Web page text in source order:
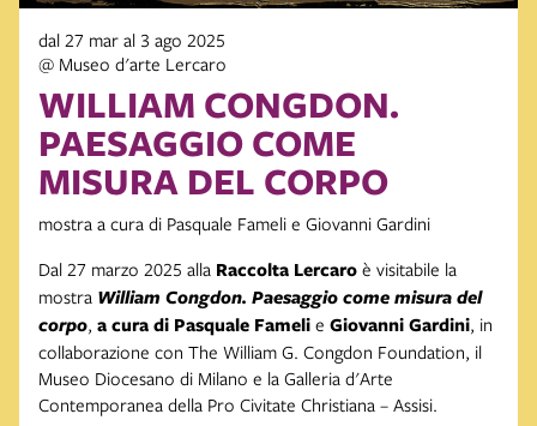
dal 27 mar al 3 ago 2025
@ Museo d'arte Lercaro
WILLIAM CONGDON.
PAESAGGIO COME
MISURA DEL CORPO
mostra a cura di Pasquale Fameli e Giovanni Gardini
Dal 27 marzo 2025 alla Raccolta Lercaro è visitabile la
mostra William Congdon. Paesaggio come misura del
corpo, a cura di Pasquale Fameli e Giovanni Gardini, in
collaborazione con The William G. Congdon Foundation, il
Museo Diocesano di Milano e la Galleria d'Arte
Contemporanea della Pro Civitate Christiana – Assisi.